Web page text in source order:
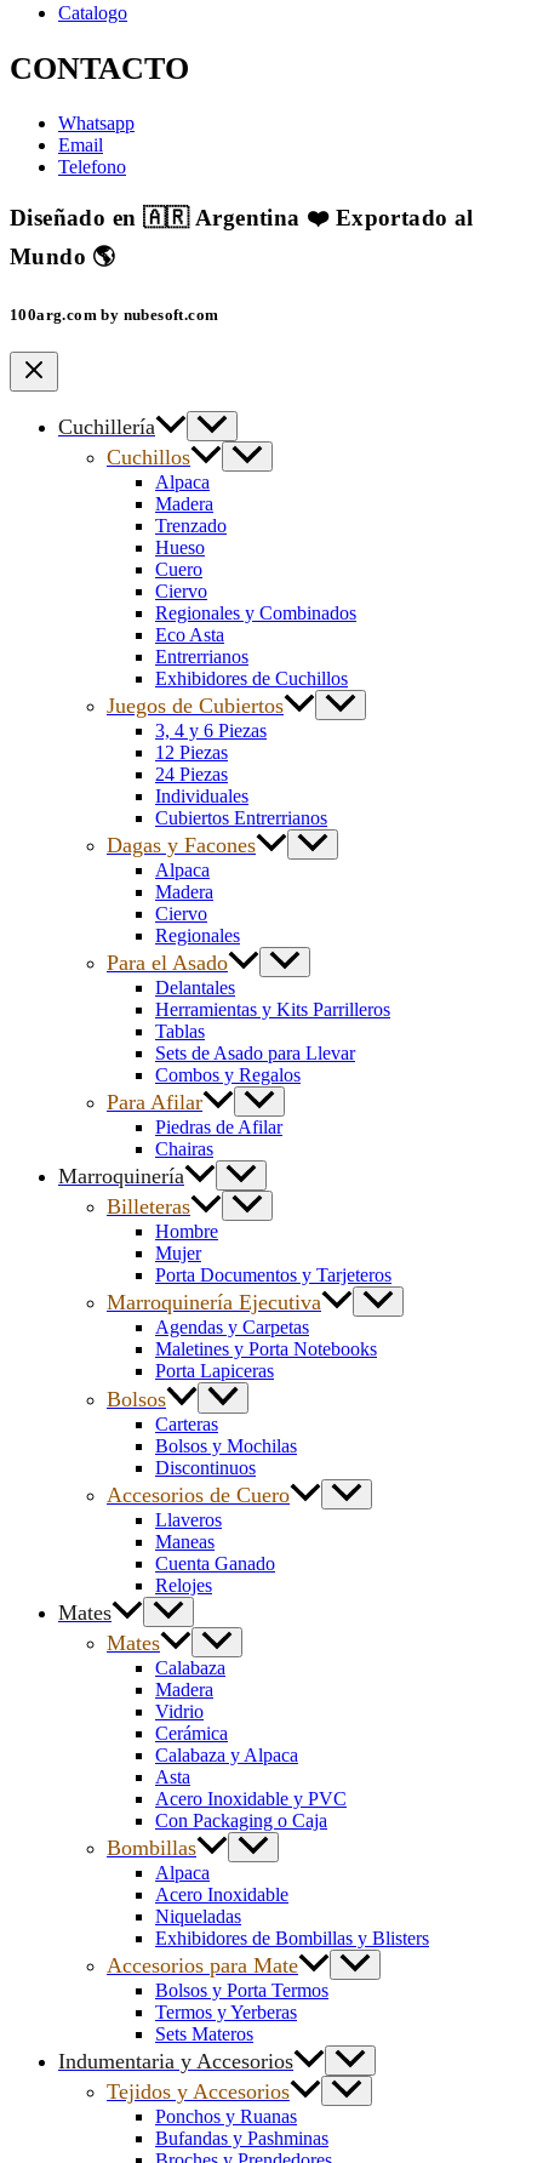
Catalogo
CONTACTO
Whatsapp
Email
Telefono
Diseñado en 🇦🇷 Argentina ❤️ Exportado al
Mundo 🌎
100arg.com by nubesoft.com
Cuchillería
Cuchillos
Alpaca
Madera
Trenzado
Hueso
Cuero
Ciervo
Regionales y Combinados
Eco Asta
Entrerrianos
Exhibidores de Cuchillos
Juegos de Cubiertos
3, 4 y 6 Piezas
12 Piezas
24 Piezas
Individuales
Cubiertos Entrerrianos
Dagas y Facones
Alpaca
Madera
Ciervo
Regionales
Para el Asado
Delantales
Herramientas y Kits Parrilleros
Tablas
Sets de Asado para Llevar
Combos y Regalos
Para Afilar
Piedras de Afilar
Chairas
Marroquinería
Billeteras
Hombre
Mujer
Porta Documentos y Tarjeteros
Marroquinería Ejecutiva
Agendas y Carpetas
Maletines y Porta Notebooks
Porta Lapiceras
Bolsos
Carteras
Bolsos y Mochilas
Discontinuos
Accesorios de Cuero
Llaveros
Maneas
Cuenta Ganado
Relojes
Mates
Mates
Calabaza
Madera
Vidrio
Cerámica
Calabaza y Alpaca
Asta
Acero Inoxidable y PVC
Con Packaging o Caja
Bombillas
Alpaca
Acero Inoxidable
Niqueladas
Exhibidores de Bombillas y Blisters
Accesorios para Mate
Bolsos y Porta Termos
Termos y Yerberas
Sets Materos
Indumentaria y Accesorios
Tejidos y Accesorios
Ponchos y Ruanas
Bufandas y Pashminas